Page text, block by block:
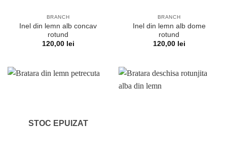
BRANCH
Inel din lemn alb concav
rotund
120,00 lei
BRANCH
Inel din lemn alb dome
rotund
120,00 lei
STOC EPUIZAT